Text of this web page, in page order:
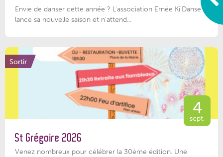
Envie de danser cette année ? L'association Ernée Ki'Danse
lance sa nouvelle saison et n'attend...
Sortir
4
sept.
St Grégoire 2026
Venez nombreux pour célébrer la 30ème édition. Une